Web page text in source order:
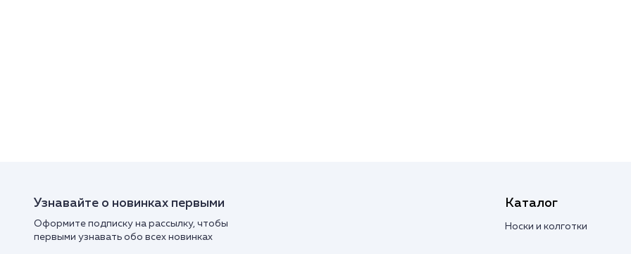
Узнавайте о новинках первыми
Оформите подписку на рассылку, чтобы
первыми узнавать обо всех новинках
Каталог
Носки и колготки